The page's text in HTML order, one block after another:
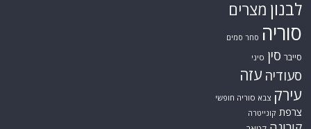
לבנון מצרים
סוריה סחר סמים
סייבר סין סיני
סעודיה עזה
עירק צבא סוריה חופשי
צרפת קונייטרה